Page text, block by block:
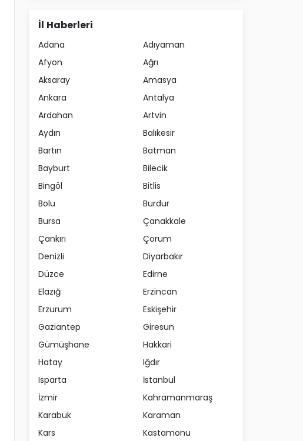
İl Haberleri
Adana
Adıyaman
Afyon
Ağrı
Aksaray
Amasya
Ankara
Antalya
Ardahan
Artvin
Aydın
Balıkesir
Bartın
Batman
Bayburt
Bilecik
Bingöl
Bitlis
Bolu
Burdur
Bursa
Çanakkale
Çankırı
Çorum
Denizli
Diyarbakır
Düzce
Edirne
Elazığ
Erzincan
Erzurum
Eskişehir
Gaziantep
Giresun
Gümüşhane
Hakkari
Hatay
Iğdır
Isparta
İstanbul
İzmir
Kahramanmaraş
Karabük
Karaman
Kars
Kastamonu